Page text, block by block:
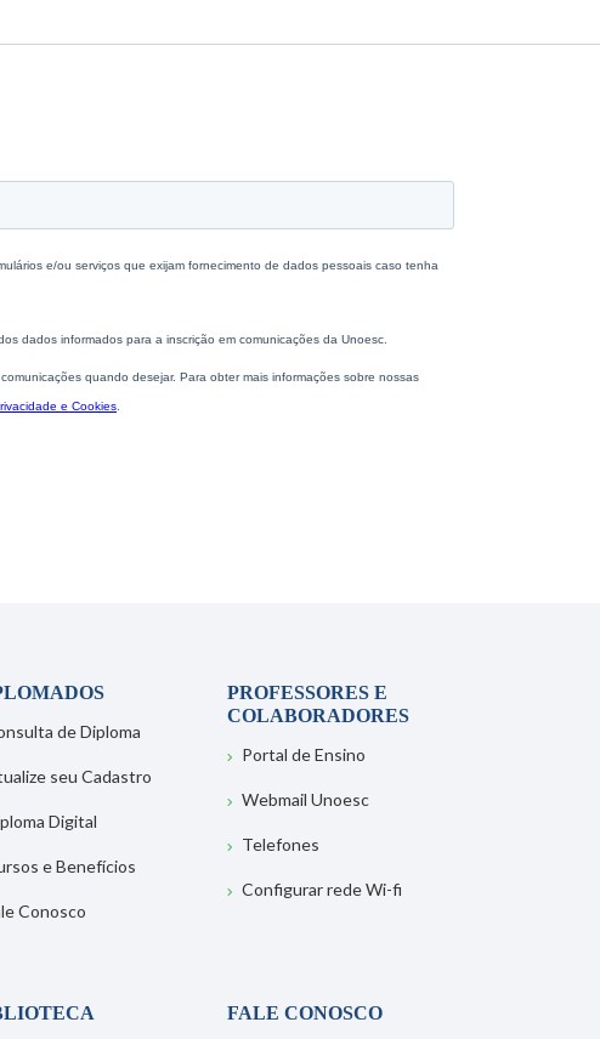
de Diploma
seu Cadastro
Digital
e Benefícios
Conosco
PROFESSORES E
COLABORADORES
Portal de Ensino
Webmail Unoesc
Telefones
Configurar rede Wi-fi
FALE CONOSCO